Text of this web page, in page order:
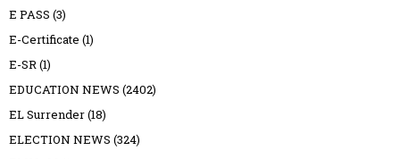
E PASS (3)
E-Certificate (1)
E-SR(1)
EDUCATION NEWS (2402)
EL Surrender(18)
ELECTION NEWS (324)